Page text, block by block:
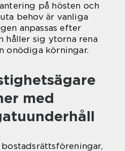
på hösten och
behov är vanliga
anpassas efter
håller sig ytorna rena
onödiga körningar.
med